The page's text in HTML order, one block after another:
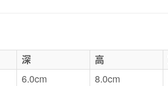
深 高
6.0cm 8.0cm